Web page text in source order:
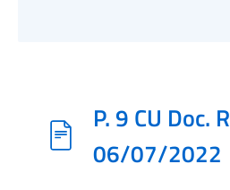
P. 9 CU Doc.
06/07/2022